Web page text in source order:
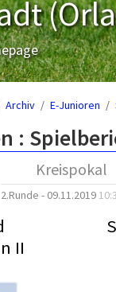
Archiv E-Junioren
:
Kreispokal
2.Runde - 09.11.2019
II